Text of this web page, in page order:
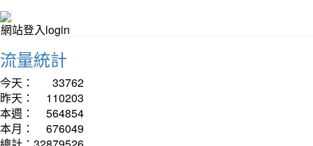
網站登入login
流量統計
今天：
33762
昨天：
110203
本週：
564854
本月：
676049